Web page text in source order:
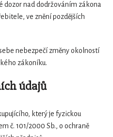
dozor nad dodržováním zákona
ve znění pozdějších
nebezpečí změny okolností
zákoníku.
údajů
který je fyzickou
č. 101/2000 Sb., o ochraně